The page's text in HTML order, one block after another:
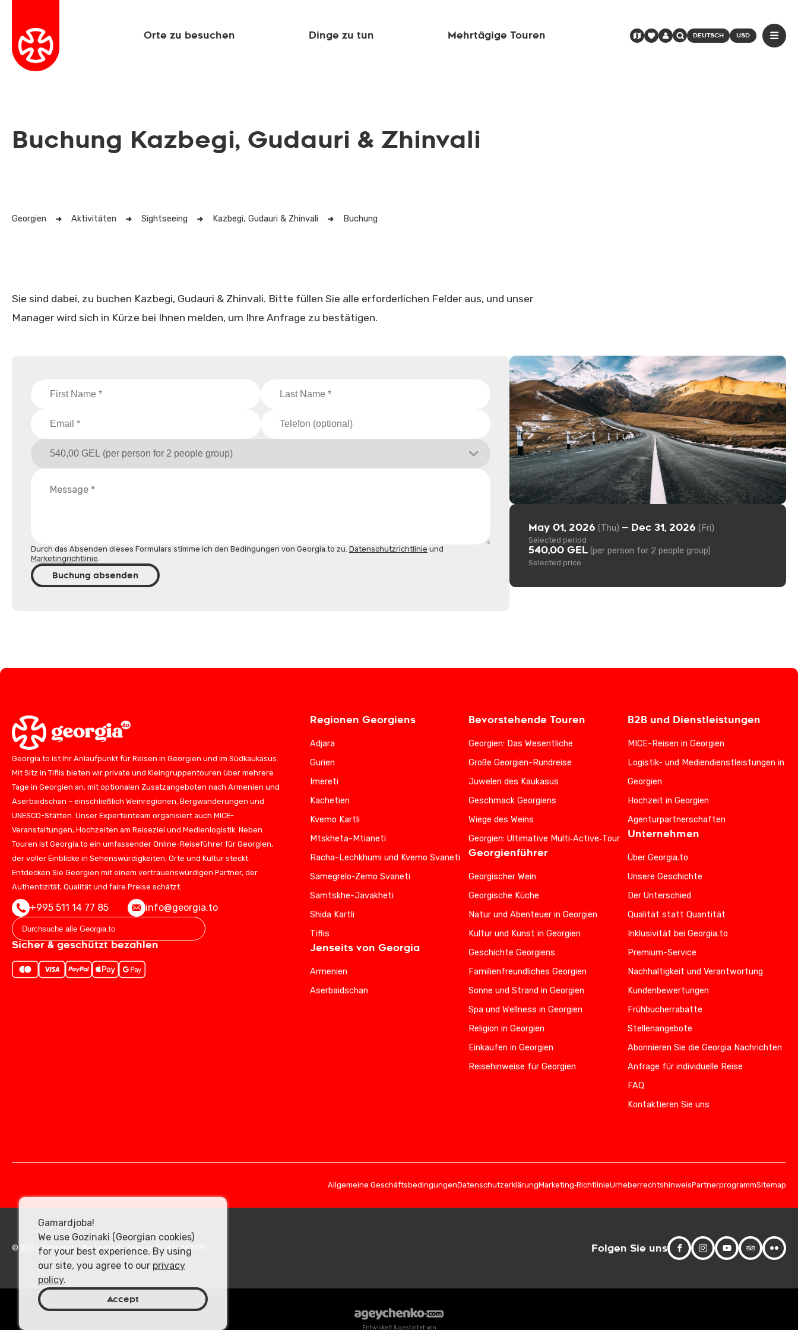
Orte zu besuchen Dinge zu tun Mehrtägige Touren DEUTSCH USD
Buchung Kazbegi, Gudauri & Zhinvali
Georgien Aktivitäten Sightseeing Kazbegi, Gudauri & Zhinvali Buchung
Sie sind dabei, zu buchen Kazbegi, Gudauri & Zhinvali. Bitte füllen Sie alle erforderlichen Felder aus, und unser
Manager wird sich in Kürze bei Ihnen melden, um Ihre Anfrage zu bestätigen.
Durch das Absenden dieses Formulars stimme ich den Bedingungen von Georgia.to zu. Datenschutzrichtlinie und
Marketingrichtlinie.
Buchung absenden
May 01, 2026 (Thu) — Dec 31, 2026 (Fri)
Selected period
540,00 GEL (per person for 2 people group)
Selected price
Georgia.to ist Ihr Anlaufpunkt für Reisen in Georgien und im Südkaukasus.
Mit Sitz in Tiflis bieten wir private und Kleingruppentouren über mehrere
Tage in Georgien an, mit optionalen Zusatzangeboten nach Armenien und
Aserbaidschan – einschließlich Weinregionen, Bergwanderungen und
UNESCO-Stätten. Unser Expertenteam organisiert auch MICE-
Veranstaltungen, Hochzeiten am Reiseziel und Medienlogistik. Neben
Touren ist Georgia.to ein umfassender Online-Reiseführer für Georgien,
der voller Einblicke in Sehenswürdigkeiten, Orte und Kultur steckt.
Entdecken Sie Georgien mit einem vertrauenswürdigen Partner, der
Authentizität, Qualität und faire Preise schätzt.
+995 511 14 77 85 info@georgia.to
Sicher & geschützt bezahlen
Regionen Georgiens
Adjara
Gurien
Imereti
Kachetien
Kvemo Kartli
Mtskheta-Mtianeti
Racha-Lechkhumi und Kvemo Svaneti
Samegrelo-Zemo Svaneti
Samtskhe-Javakheti
Shida Kartli
Tiflis
Jenseits von Georgia
Armenien
Aserbaidschan
Bevorstehende Touren
Georgien: Das Wesentliche
Große Georgien-Rundreise
Juwelen des Kaukasus
Geschmack Georgiens
Wiege des Weins
Georgien: Ultimative Multi‑Active‑Tour
Georgienführer
Georgischer Wein
Georgische Küche
Natur und Abenteuer in Georgien
Kultur und Kunst in Georgien
Geschichte Georgiens
Familienfreundliches Georgien
Sonne und Strand in Georgien
Spa und Wellness in Georgien
Religion in Georgien
Einkaufen in Georgien
Reisehinweise für Georgien
B2B und Dienstleistungen
MICE-Reisen in Georgien
Logistik- und Mediendienstleistungen in
Georgien
Hochzeit in Georgien
Agenturpartnerschaften
Unternehmen
Über Georgia.to
Unsere Geschichte
Der Unterschied
Qualität statt Quantität
Inklusivität bei Georgia.to
Premium-Service
Nachhaltigkeit und Verantwortung
Kundenbewertungen
Frühbucherrabatte
Stellenangebote
Abonnieren Sie die Georgia Nachrichten
Anfrage für individuelle Reise
FAQ
Kontaktieren Sie uns
Allgemeine GeschäftsbedingungenDatenschutzerklärungMarketing‑RichtlinieUrheberrechtshinweisPartnerprogrammSitemap
© 2026 Georgia.to. Registrierte Steuer-ID: 406357981 Folgen Sie uns
Entwickelt & gestaltet von
Gamardjoba!
We use Gozinaki (Georgian cookies)
for your best experience. By using
our site, you agree to our privacy
policy.
Accept